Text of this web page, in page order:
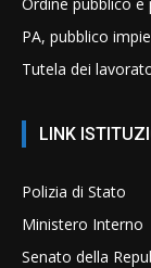
PA, pubblico
Tutela dei
LINK
Polizia di Stato
Ministero Interno
Senato della